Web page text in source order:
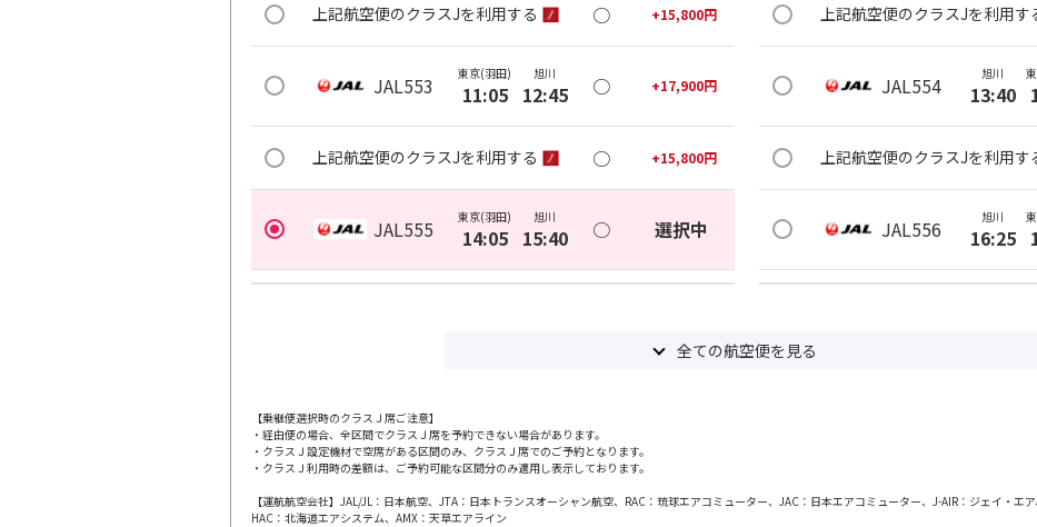
上記航空便のクラスJを利用する ○ +15,800円
JAL553 東京(羽田)
11:05
旭川
12:45 ○ +17,900円
上記航空便のクラスJを利用する ○ +15,800円
JAL555 東京(羽田)
14:05
旭川
15:40 ○ 選択中
上記航空便のクラスJを利用する ×
上記航空便のクラスJを利用す
JAL554 旭川
13:40
上記航空便のクラスJを利用す
JAL556 旭川
16:25
全ての航空便を見る
【乗継便選択時のクラスＪ席ご注意】
・経由便の場合、全区間でクラスＪ席を予約できない場合があります。
・クラスＪ設定機材で空席がある区間のみ、クラスＪ席でのご予約となります。
・クラスＪ利用時の差額は、ご予約可能な区間分のみ適用し表示しております。
【運航航空会社】JAL/JL：日本航空、JTA：日本トランスオーシャン航空、RAC：琉球エアコミューター、JAC：日本エアコミューター、J-AIR：ジェイ・エ
HAC：北海道エアシステム、AMX：天草エアライン